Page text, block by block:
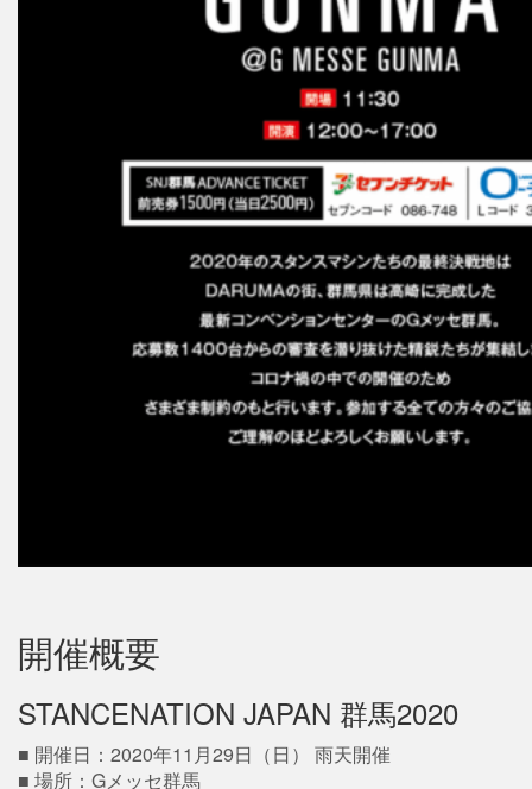
開催概要
STANCENATION JAPAN 群馬2020
■ 開催日：2020年11月29日（日） 雨天開催
■ 場所：Gメッセ群馬